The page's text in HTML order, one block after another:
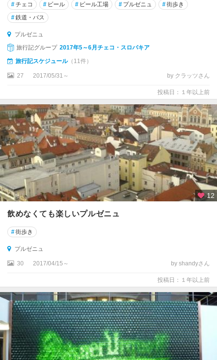
#チェコ # ビール # ビール工場 # プルゼニュ #街歩き
#鉄道・バス
プルゼニュ
旅行記グループ 2017年5～6月チェコ・スロバキア
旅行記スケジュール（11件）
27 2017/05/31～ by クラッツさん
投稿日：１年以上前
12
飲めなくても楽しいプルゼニュ
#街歩き
プルゼニュ
30 2017/04/15～ by shandyさん
投稿日：１年以上前